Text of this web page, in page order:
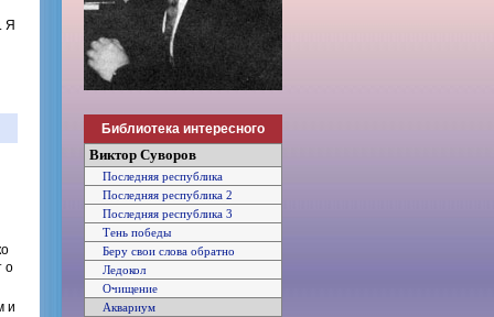
Я
о
и
Библиотека интересного
Виктор Суворов
Последняя республика
Последняя республика 2
Последняя республика 3
Тень победы
Беру свои слова обратно
Ледокол
Очищение
Аквариум